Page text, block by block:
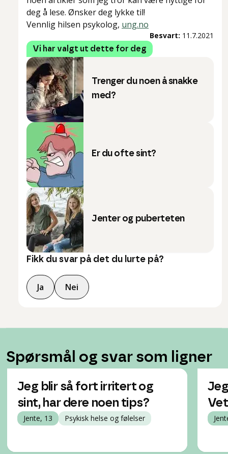
deg å lese. Ønsker deg lykke til!
Vennlig hilsen psykolog, ung.no
Besvart: 11.7.2021
Vi har valgt ut dette for deg
Trenger du noen å snakke
med?
Er du ofte sint?
Jenter og puberteten
Fikk du svar på det du lurte på?
Ja Nei
Spørsmål og svar som ligner
Jeg blir så fort irritert og
sint, har dere noen tips?
Jente, 13 Psykisk helse og følelser